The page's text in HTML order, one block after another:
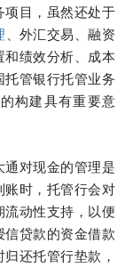
项目，虽然还处于
、外汇交易、融资
绩效分析、成本
管银行托管业务
构建具有重要意
通对现金的管理是
账时，托管行会对
动性支持，以便
贷款的资金借款
还托管行垫款，